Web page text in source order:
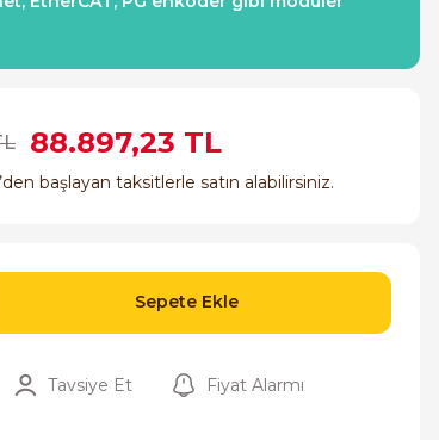
88.897,23 TL
’den başlayan taksitlerle satın alabilirsiniz.
Sepete Ekle
Tavsiye Et Fiyat Alarmı